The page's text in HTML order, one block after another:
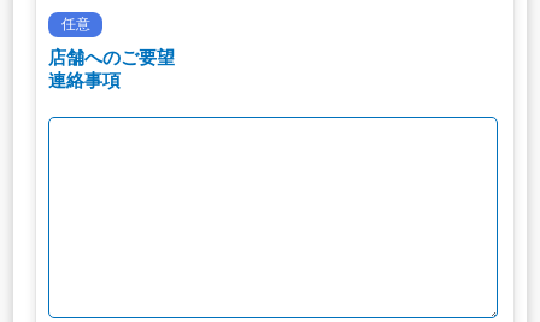
任意
店舗へのご要望
連絡事項